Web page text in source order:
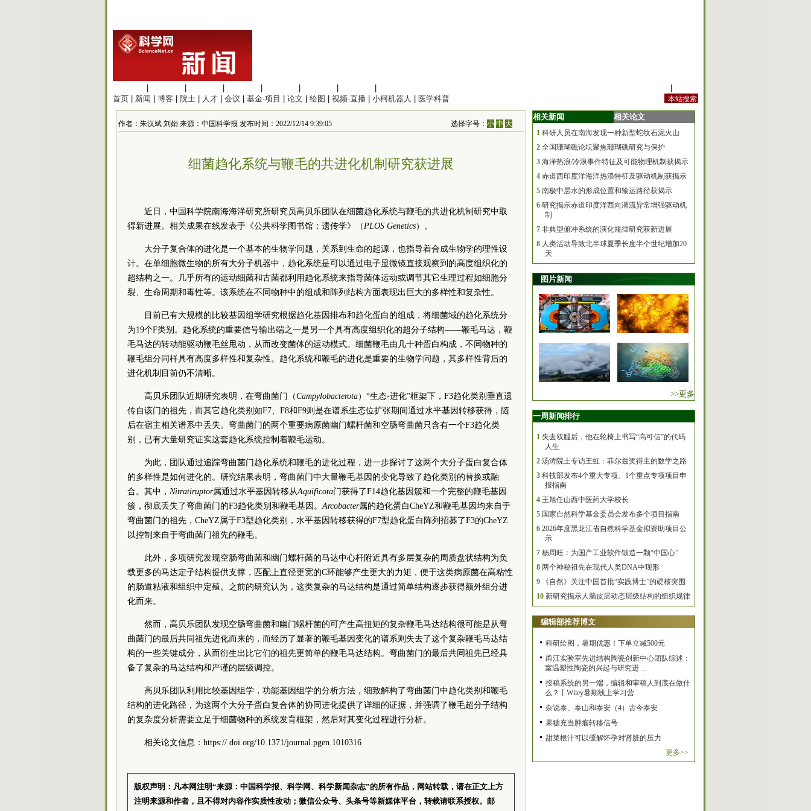
首页
新闻 博客 院士 人才 会议 基金·项目 论文 绘图 视频·直播 小柯机器人 医学科普
作者：朱汉斌 刘娟 来源：中国科学报 发布时间：2022/12/14 9:39:05 选择字号：小 中 大
细菌趋化系统与鞭毛的共进化机制研究获进展
近日，中国科学院南海海洋研究所研究员高贝乐团队在细菌趋化系统与鞭毛的共进化机制研究中取
得新进展。相关成果在线发表于《公共科学图书馆：遗传学》（PLOS Genetics）。
大分子复合体的进化是一个基本的生物学问题，关系到生命的起源，也指导着合成生物学的理性设
计。在单细胞微生物的所有大分子机器中，趋化系统是可以通过电子显微镜直接观察到的高度组织化的
超结构之一。几乎所有的运动细菌和古菌都利用趋化系统来指导菌体运动或调节其它生理过程如细胞分
裂、生命周期和毒性等。该系统在不同物种中的组成和阵列结构方面表现出巨大的多样性和复杂性。
目前已有大规模的比较基因组学研究根据趋化基因排布和趋化蛋白的组成，将细菌域的趋化系统分
为19个F类别。趋化系统的重要信号输出端之一是另一个具有高度组织化的超分子结构——鞭毛马达，鞭
毛马达的转动能驱动鞭毛丝甩动，从而改变菌体的运动模式。细菌鞭毛由几十种蛋白构成，不同物种的
鞭毛组分同样具有高度多样性和复杂性。趋化系统和鞭毛的进化是重要的生物学问题，其多样性背后的
进化机制目前仍不清晰。
高贝乐团队近期研究表明，在弯曲菌门（Campylobacterota）“生态-进化”框架下，F3趋化类别垂直遗
传自该门的祖先，而其它趋化类别如F7、F8和F9则是在谱系生态位扩张期间通过水平基因转移获得，随
后在宿主相关谱系中丢失。弯曲菌门的两个重要病原菌幽门螺杆菌和空肠弯曲菌只含有一个F3趋化类
别，已有大量研究证实这套趋化系统控制着鞭毛运动。
为此，团队通过追踪弯曲菌门趋化系统和鞭毛的进化过程，进一步探讨了这两个大分子蛋白复合体
的多样性是如何进化的。研究结果表明，弯曲菌门中大量鞭毛基因的变化导致了趋化类别的替换或融
合。其中， Nitratiruptor属通过水平基因转移从Aquificota门获得了F14趋化基因簇和一个完整的鞭毛基因
簇，彻底丢失了弯曲菌门的F3趋化类别和鞭毛基因。Arcobacter属的趋化蛋白CheYZ和鞭毛基因均来自于
弯曲菌门的祖先，CheYZ属于F3型趋化类别，水平基因转移获得的F7型趋化蛋白阵列招募了F3的CheYZ
以控制来自于弯曲菌门祖先的鞭毛。
此外，多项研究发现空肠弯曲菌和幽门螺杆菌的马达中心杆附近具有多层复杂的周质盘状结构为负
载更多的马达定子结构提供支撑，匹配上直径更宽的C环能够产生更大的力矩，便于这类病原菌在高粘性
的肠道粘液和组织中定殖。之前的研究认为，这类复杂的马达结构是通过简单结构逐步获得额外组分进
化而来。
然而，高贝乐团队发现空肠弯曲菌和幽门螺杆菌的可产生高扭矩的复杂鞭毛马达结构很可能是从弯
曲菌门的最后共同祖先进化而来的，而经历了显著的鞭毛基因变化的谱系则失去了这个复杂鞭毛马达结
构的一些关键成分，从而衍生出比它们的祖先更简单的鞭毛马达结构。弯曲菌门的最后共同祖先已经具
备了复杂的马达结构和严谨的层级调控。
高贝乐团队利用比较基因组学，功能基因组学的分析方法，细致解构了弯曲菌门中趋化类别和鞭毛
结构的进化路径，为这两个大分子蛋白复合体的协同进化提供了详细的证据，并强调了鞭毛超分子结构
的复杂度分析需要立足于细菌物种的系统发育框架，然后对其变化过程进行分析。
相关论文信息：https:// doi.org/10.1371/journal.pgen.1010316
版权声明：凡本网注明“来源：中国科学报、科学网、科学新闻杂志”的所有作品，网站转载，请在正文上方
注明来源和作者，且不得对内容作实质性改动；微信公众号、头条号等新媒体平台，转载请联系授权。邮
相关新闻 相关论文
1 科研人员在南海发现一种新型蛇纹石泥火山
2 全国珊瑚礁论坛聚焦珊瑚礁研究与保护
3 海洋热浪/冷浪事件特征及可能物理机制获揭示
4 赤道西印度洋海洋热浪特征及驱动机制获揭示
5 南极中层水的形成位置和输运路径获揭示
6 研究揭示赤道印度洋西向潜流异常增强驱动机
制
7 非典型俯冲系统的演化规律研究获新进展
8 人类活动导致北半球夏季长度半个世纪增加20
天
图片新闻
>>更多
一周新闻排行
1 失去双腿后，他在轮椅上书写“高可信”的代码
人生
2 汤涛院士专访王虹：菲尔兹奖得主的数学之路
3 科技部发布4个重大专项、1个重点专项项目申
报指南
4 王旭任山西中医药大学校长
5 国家自然科学基金委员会发布多个项目指南
6 2026年度黑龙江省自然科学基金拟资助项目公
示
7 杨周旺：为国产工业软件锻造一颗“中国心”
8 两个神秘祖先在现代人类DNA中现形
9
《自然》关注中国首批“实践博士”的硬核突围
10 新研究揭示人脑皮层动态层级结构的组织规律
编辑部推荐博文
科研绘图，暑期优惠！下单立减500元
甬江实验室先进结构陶瓷创新中心团队综述：
室温塑性陶瓷的兴起与研究进 ...
投稿系统的另一端，编辑和审稿人到底在做什
么？丨Wiley暑期线上学习营
杂说泰、泰山和泰安（4）古今泰安
果糖充当肿瘤转移信号
甜菜根汁可以缓解怀孕对肾脏的压力
更多>>